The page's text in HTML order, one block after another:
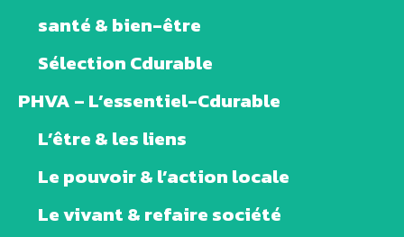
santé & bien-être
Sélection Cdurable
PHVA – L’essentiel-Cdurable
L’être & les liens
Le pouvoir & l’action locale
Le vivant & refaire société